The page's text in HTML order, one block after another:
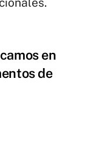
en
de